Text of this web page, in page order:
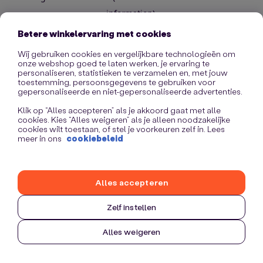
information).
Betere winkelervaring met cookies
Wij gebruiken cookies en vergelijkbare technologieën om
onze webshop goed te laten werken, je ervaring te
personaliseren, statistieken te verzamelen en, met jouw
toestemming, persoonsgegevens te gebruiken voor
gepersonaliseerde en niet-gepersonaliseerde advertenties.
Klik op “Alles accepteren” als je akkoord gaat met alle
cookies. Kies “Alles weigeren” als je alleen noodzakelijke
cookies wilt toestaan, of stel je voorkeuren zelf in. Lees
meer in ons cookiebeleid
Zelf instellen
Alles weigeren
Alles accepteren